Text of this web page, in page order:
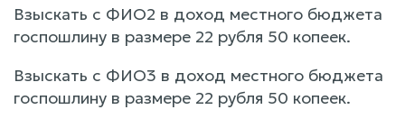
Взыскать с ФИО2 в доход местного бюджета
госпошлину в размере 22 рубля 50 копеек.
Взыскать с ФИО3 в доход местного бюджета
госпошлину в размере 22 рубля 50 копеек.